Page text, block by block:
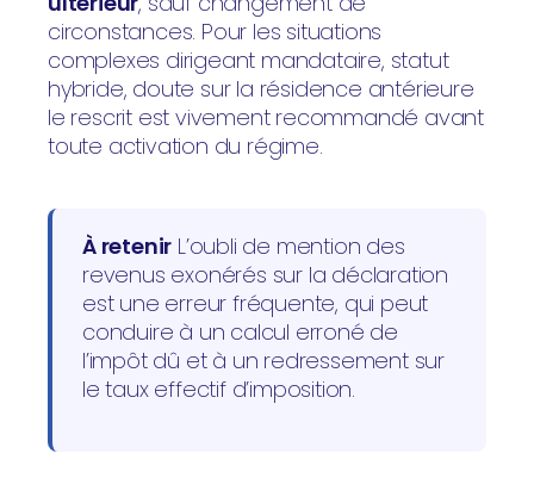
circonstances. Pour les situations
complexes dirigeant mandataire, statut
hybride, doute sur la résidence antérieure
le rescrit est vivement recommandé avant
toute activation du régime.
À retenir L’oubli de mention des
revenus exonérés sur la déclaration
est une erreur fréquente, qui peut
conduire à un calcul erroné de
l’impôt dû et à un redressement sur
le taux effectif d’imposition.